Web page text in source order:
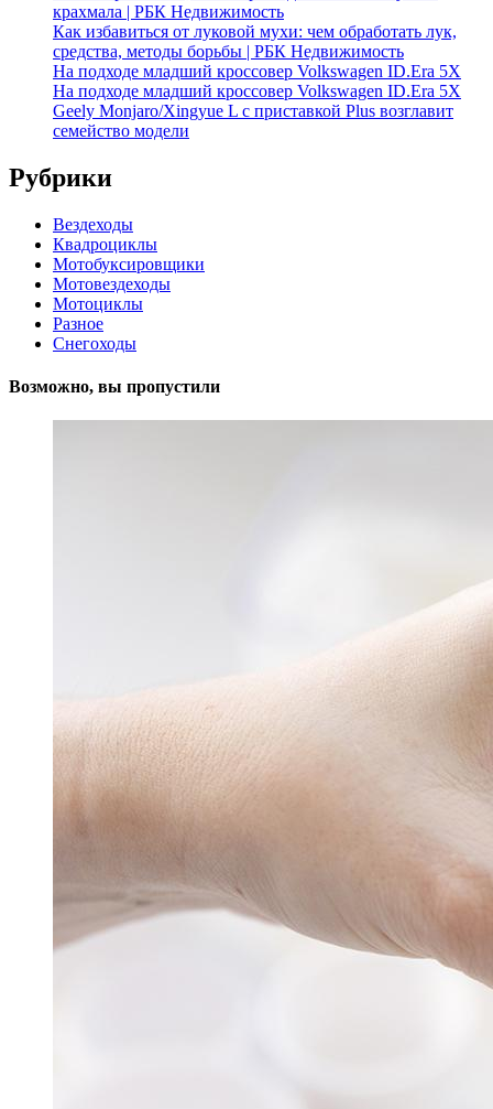
крахмала | РБК Недвижимость
Как избавиться от луковой мухи: чем обработать лук,
средства, методы борьбы | РБК Недвижимость
На подходе младший кроссовер Volkswagen ID.Era 5X
На подходе младший кроссовер Volkswagen ID.Era 5X
Geely Monjaro/Xingyue L с приставкой Plus возглавит
семейство модели
Рубрики
Вездеходы
Квадроциклы
Мотобуксировщики
Мотовездеходы
Мотоциклы
Разное
Снегоходы
Возможно, вы пропустили